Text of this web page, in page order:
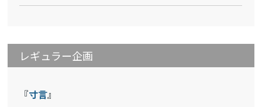
レギュラー企画
『寸言』